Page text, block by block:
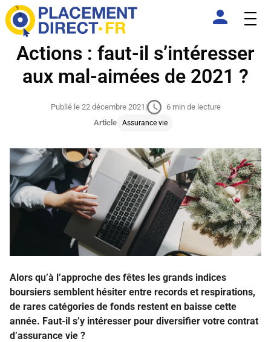
Actions : faut-il s’intéresser
aux mal-aimées de 2021 ?
Publié le 22 décembre 2021 |
Article
6 min de lecture
Assurance vie
Alors qu’à l’approche des fêtes les grands indices
boursiers semblent hésiter entre records et respirations,
de rares catégories de fonds restent en baisse cette
année. Faut-il s’y intéresser pour diversifier votre contrat
d’assurance vie ?